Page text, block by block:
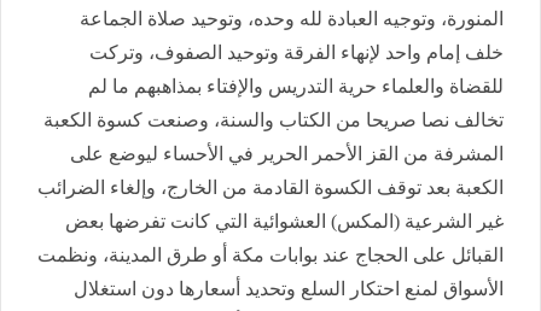
المنورة، وتوجيه العبادة لله وحده، وتوحيد صلاة الجماعة
خلف إمام واحد لإنهاء الفرقة وتوحيد الصفوف، وتركت
للقضاة والعلماء حرية التدريس والإفتاء بمذاهبهم ما لم
تخالف نصا صريحا من الكتاب والسنة، وصنعت كسوة الكعبة
المشرفة من القز الأحمر الحرير في الأحساء ليوضع على
الكعبة بعد توقف الكسوة القادمة من الخارج، وإلغاء الضرائب
غير الشرعية (المكس) العشوائية التي كانت تفرضها بعض
القبائل على الحجاج عند بوابات مكة أو طرق المدينة، ونظمت
الأسواق لمنع احتكار السلع وتحديد أسعارها دون استغلال